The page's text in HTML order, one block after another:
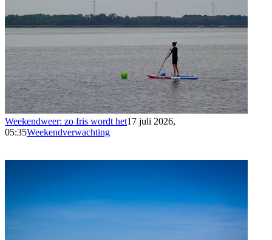
Weekendweer: zo fris wordt het17 juli 2026,
05:35Weekendverwachting